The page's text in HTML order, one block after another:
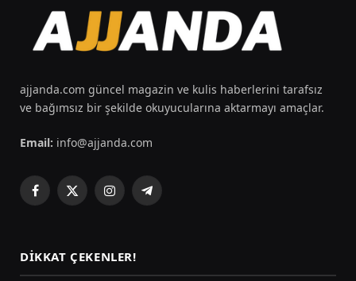
ajjanda.com güncel magazin ve kulis haberlerini tarafsız
ve bağımsız bir şekilde okuyucularına aktarmayı amaçlar.
Email: info@ajjanda.com
Facebook
X
InstagramTelegram
DIKKAT ÇEKENLER!